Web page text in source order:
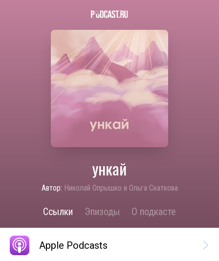
ункай
Автор: Николай Опрышко и Ольга Скаткова
Ссылки Эпизоды О подкасте
Apple Podcasts